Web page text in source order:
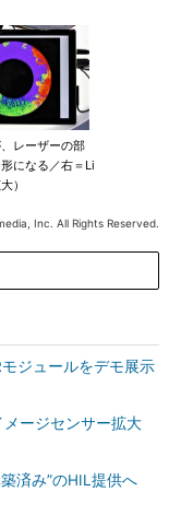
レーザーの部
になる／右＝Li
）
Inc. All Rights Reserved.
ジュールをデモ展示
ージセンサー拡大
済み”のHIL提供へ